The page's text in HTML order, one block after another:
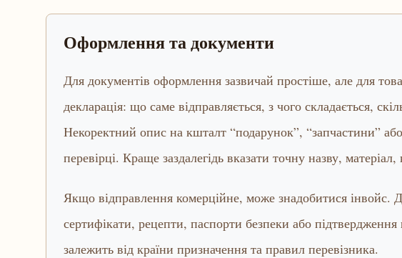
Оформлення та документи
Для документів оформлення зазвичай простіше, але для
декларація: що саме відправляється, з чого складається,
Некоректний опис на кшталт “подарунок”, “запчастини”
перевірці. Краще заздалегідь вказати точну назву, матеріал,
Якщо відправлення комерційне, може знадобитися інвойс.
сертифікати, рецепти, паспорти безпеки або
залежить від країни призначення та правил перевізника.